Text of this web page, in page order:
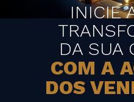
INICIE
DA SUA
COM A
DOS